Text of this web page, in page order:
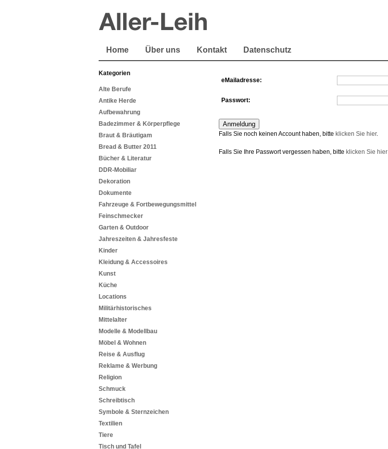
Home Über uns Kontakt Datenschutz
Kategorien
Alte Berufe
Antike Herde
Aufbewahrung
Badezimmer & Körperpflege
Braut & Bräutigam
Bread & Butter 2011
Bücher & Literatur
DDR-Mobiliar
Dekoration
Dokumente
Fahrzeuge & Fortbewegungsmittel
Feinschmecker
Garten & Outdoor
Jahreszeiten & Jahresfeste
Kinder
Kleidung & Accessoires
Kunst
Küche
Locations
Militärhistorisches
Mittelalter
Modelle & Modellbau
Möbel & Wohnen
Reise & Ausflug
Reklame & Werbung
Religion
Schmuck
Schreibtisch
Symbole & Sternzeichen
Textilien
Tiere
Tisch und Tafel
eMailadresse:
Passwort:
Falls Sie noch keinen Account haben, bitte klicken Sie hier.
Falls Sie Ihre Passwort vergessen haben, bitte klicken Sie hier